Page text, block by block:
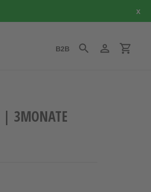
x
B2B SuchenEinloggen
| 3MONATE